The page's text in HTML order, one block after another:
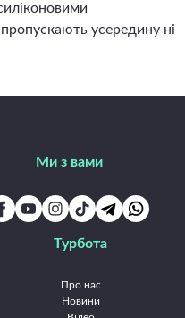
усередину ні
Ми з вами
Турбота
Про нас
Новини